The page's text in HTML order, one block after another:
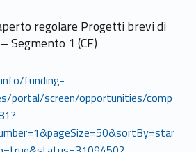
regolare Progetti brevi di
Segmento 1 (CF)
funding-
portal/screen/opportunities/comp